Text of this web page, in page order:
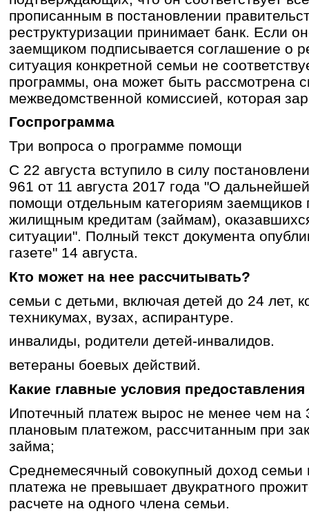
прописанным в постановлении
реструктуризации принимает банк. Если
заемщиком подписывается соглашение о
ситуация конкретной семьи не
программы, она может быть рассмотрена
межведомственной комиссией, которая
Госпрограмма
Три вопроса о программе помощи
С 22 августа вступило в силу
961 от 11 августа 2017 года "О
помощи отдельным категориям заемщиков
жилищным кредитам (займам),
ситуации". Полный текст документа
газете" 14 августа.
Кто может на нее рассчитывать?
семьи с детьми, включая детей до 24 лет,
техникумах, вузах, аспирантуре.
инвалиды, родители детей-инвалидов.
ветераны боевых действий.
Какие главные условия
Ипотечный платеж вырос не менее чем на
плановым платежом, рассчитанным при
займа;
Среднемесячный совокупный доход семьи
платежа не превышает двукратного
расчете на одного члена семьи.